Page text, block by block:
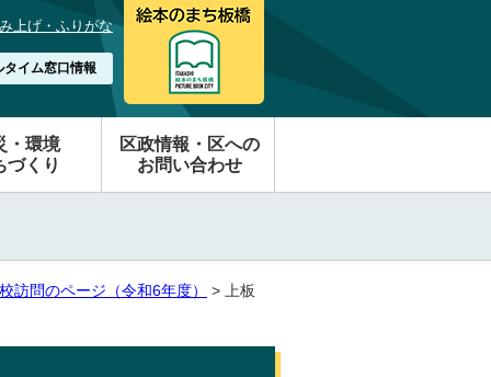
上げ・ふりがな
タイム窓口情報
・環境
づくり
区政情報・区への
お問い合わせ
訪問のページ（令和6年度）
> 上板